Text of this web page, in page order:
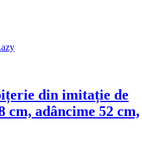
din imitație de
cm, adâncime 52 cm,